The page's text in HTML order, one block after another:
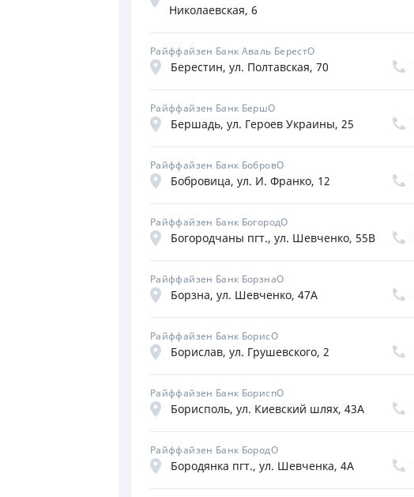
Николаевская, 6
Райффайзен Банк Аваль БерестО
Берестин, ул. Полтавская, 70
Райффайзен Банк БершО
Бершадь, ул. Героев Украины, 25
Райффайзен Банк БобровО
Бобровица, ул. И. Франко, 12
Райффайзен Банк БогородО
Богородчаны пгт., ул. Шевченко, 55В
Райффайзен Банк БорзнаО
Борзна, ул. Шевченко, 47А
Райффайзен Банк БорисО
Борислав, ул. Грушевского, 2
Райффайзен Банк БориспО
Борисполь, ул. Киевский шлях, 43А
Райффайзен Банк БородО
Бородянка пгт., ул. Шевченка, 4А